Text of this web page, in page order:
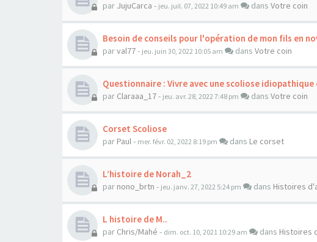
par JujuCarca - jeu. juil. 07, 2022 10:49 am dans Votre coin
Besoin de conseils pour l'opération de mon fils en
parval77- jeu. juin 30, 2022 10:05 am dans Votre coin
Questionnaire : Vivre avec une scoliose
par Claraaa_17- jeu. avr. 28, 2022 7:48 pm dans Votre coin
Corset Scoliose
par Paul- mer. févr. 02, 2022 8:19 pm dans Le corset
L’histoire de Norah_2
par nono_brtn - jeu. janv. 27, 2022 5:24 pm dans Histoires
L histoire de M..
par Chris/Mahé - dim. oct. 10, 2021 10:29 am dans Histoires